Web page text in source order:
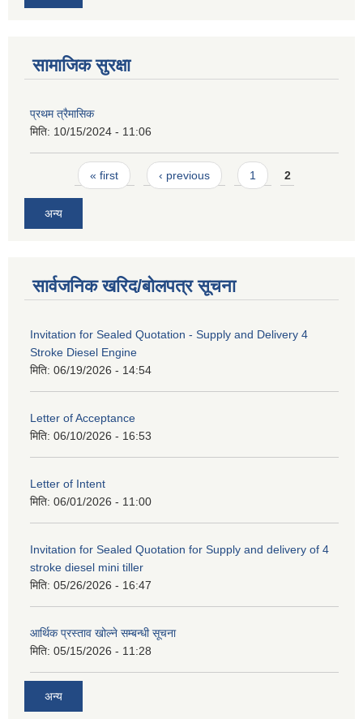
सामाजिक सुरक्षा
प्रथम त्रैमासिक
मिति: 10/15/2024 - 11:06
Pages« first ‹ previous 1 2
अन्य
सार्वजनिक खरिद/बोलपत्र सूचना
Invitation for Sealed Quotation - Supply and Delivery 4
Stroke Diesel Engine
मिति: 06/19/2026 - 14:54
Letter of Acceptance
मिति: 06/10/2026 - 16:53
Letter of Intent
मिति: 06/01/2026 - 11:00
Invitation for Sealed Quotation for Supply and delivery of 4
stroke diesel mini tiller
मिति: 05/26/2026 - 16:47
आर्थिक प्रस्ताव खोल्ने सम्बन्धी सूचना
मिति: 05/15/2026 - 11:28
अन्य